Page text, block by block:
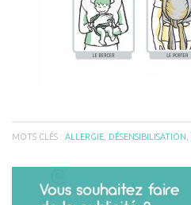
MOTS CLÉS : ALLERGIE DÉSENSIBILISATION